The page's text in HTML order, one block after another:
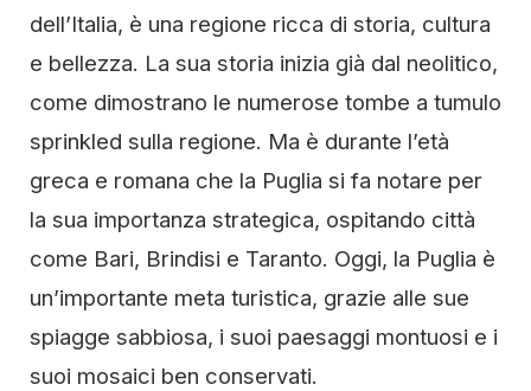
dell’Italia, è una regione ricca di storia, cultura
e bellezza. La sua storia inizia già dal neolitico,
come dimostrano le numerose tombe a tumulo
sprinkled sulla regione. Ma è durante l’età
greca e romana che la Puglia si fa notare per
la sua importanza strategica, ospitando città
come Bari, Brindisi e Taranto. Oggi, la Puglia è
un’importante meta turistica, grazie alle sue
spiagge sabbiosa, i suoi paesaggi montuosi e i
suoi mosaici ben conservati.